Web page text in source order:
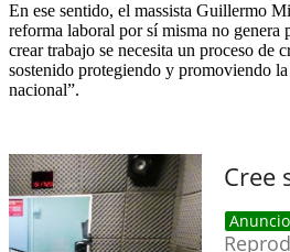
En ese sentido, el massista Guillermo
reforma laboral por sí misma no genera
crear trabajo se necesita un proceso de
sostenido protegiendo y promoviendo
nacional”.